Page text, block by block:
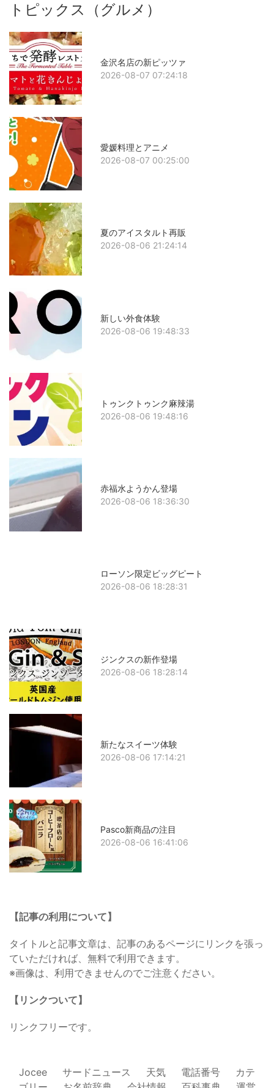
トピックス（グルメ）
金沢名店の新ピッツァ
2026-08-07 07:24:18
愛媛料理とアニメ
2026-08-07 00:25:00
夏のアイスタルト再販
2026-08-06 21:24:14
新しい外食体験
2026-08-06 19:48:33
トゥンクトゥンク麻辣湯
2026-08-06 19:48:16
赤福水ようかん登場
2026-08-06 18:36:30
ローソン限定ビッグピート
2026-08-06 18:28:31
ジンクスの新作登場
2026-08-06 18:28:14
新たなスイーツ体験
2026-08-06 17:14:21
Pasco新商品の注目
2026-08-06 16:41:06
【記事の利用について】
タイトルと記事文章は、記事のあるページにリンクを張っ
ていただければ、無料で利用できます。
※画像は、利用できませんのでご注意ください。
【リンクついて】
リンクフリーです。
Jocee サードニュース 天気 電話番号
カテ